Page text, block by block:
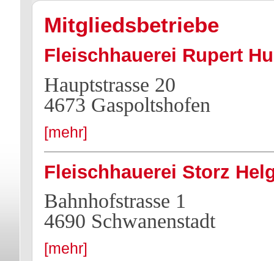
Mitgliedsbetriebe
Fleischhauerei Rupert
Hauptstrasse 20
4673 Gaspoltshofen
[mehr]
Fleischhauerei Storz
Bahnhofstrasse 1
4690 Schwanenstadt
[mehr]